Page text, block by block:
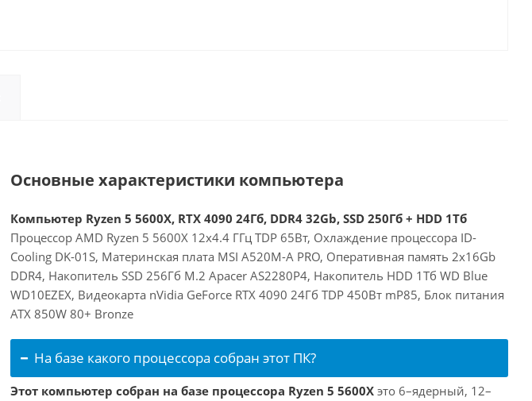
Основные характеристики компьютера
Компьютер Ryzen 5 5600X, RTX 4090 24Гб, DDR4 32Gb, SSD 250Гб + HDD 1Тб
Процессор AMD Ryzen 5 5600X 12x4.4 ГГц TDP 65Вт, Охлаждение процессора ID-
Cooling DK-01S, Материнская плата MSI A520M-A PRO, Оперативная память 2x16Gb
DDR4, Накопитель SSD 256Гб M.2 Apacer AS2280P4, Накопитель HDD 1Тб WD Blue
WD10EZEX, Видеокарта nVidia GeForce RTX 4090 24Гб TDP 450Вт mP85, Блок питания
ATX 850W 80+ Bronze
На базе какого процессора собран этот ПК?
Этот компьютер собран на базе процессора Ryzen 5 5600X это 6–ядерный, 12–